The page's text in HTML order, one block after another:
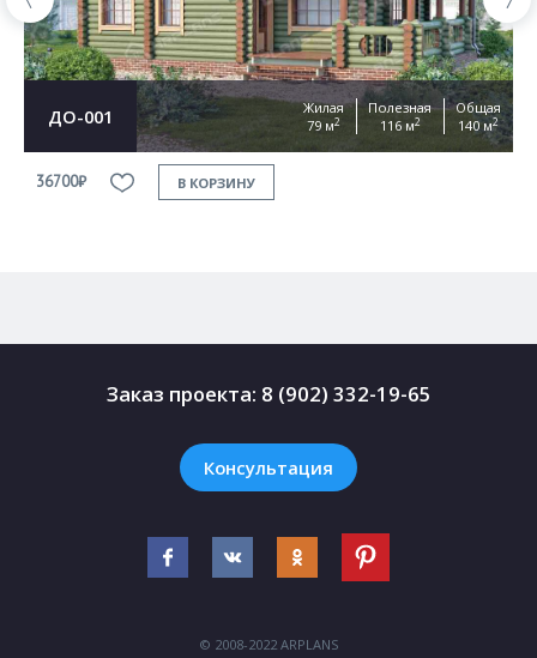
ДО-001
Жилая
79 м2
Полезная
116 м2
Общая
140 м2
36700₽ В КОРЗИНУ
Заказ проекта: 8 (902) 332-19-65
Консультация
© 2008-2022 ARPLANS